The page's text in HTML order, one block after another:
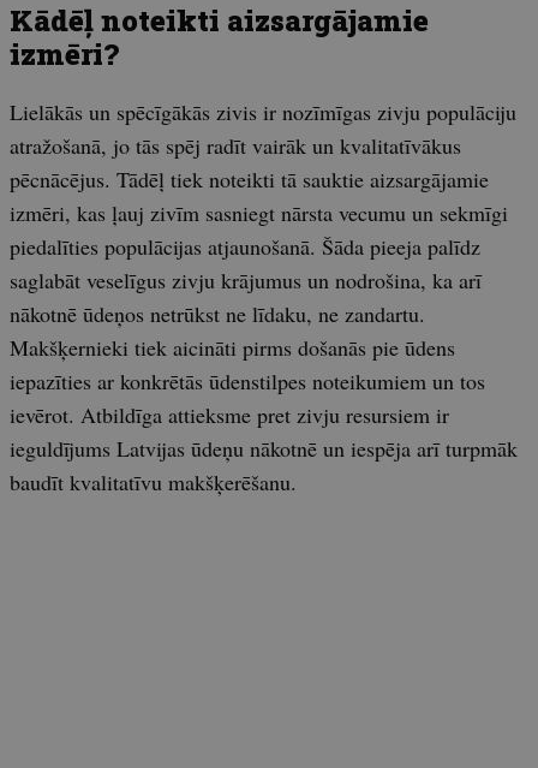
Kādēļ noteikti aizsargājamie
izmēri?
Lielākās un spēcīgākās zivis ir nozīmīgas zivju populāciju
atražošanā, jo tās spēj radīt vairāk un kvalitatīvākus
pēcnācējus. Tādēļ tiek noteikti tā sauktie aizsargājamie
izmēri, kas ļauj zivīm sasniegt nārsta vecumu un sekmīgi
piedalīties populācijas atjaunošanā. Šāda pieeja palīdz
saglabāt veselīgus zivju krājumus un nodrošina, ka arī
nākotnē ūdeņos netrūkst ne līdaku, ne zandartu.
Makšķernieki tiek aicināti pirms došanās pie ūdens
iepazīties ar konkrētās ūdenstilpes noteikumiem un tos
ievērot. Atbildīga attieksme pret zivju resursiem ir
ieguldījums Latvijas ūdeņu nākotnē un iespēja arī turpmāk
baudīt kvalitatīvu makšķerēšanu.